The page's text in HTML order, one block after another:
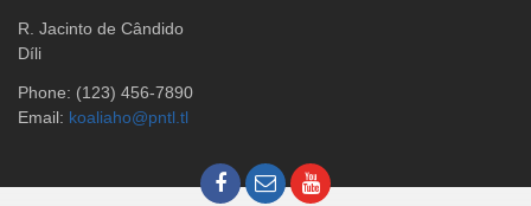
R. Jacinto de Cândido
Díli
Phone: (123) 456-7890
Email: koaliaho@pntl.tl